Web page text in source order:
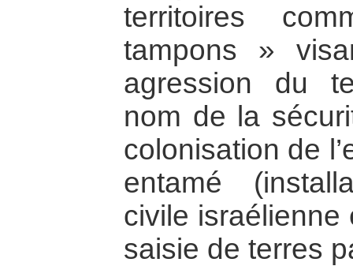
territoires
tampons »
agression du
nom de la
colonisation de
entamé
civile israélienne
saisie de terres